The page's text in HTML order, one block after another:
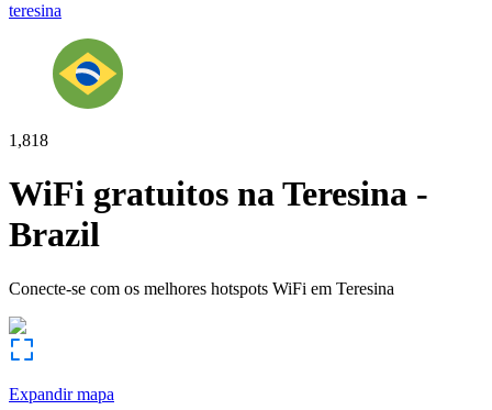
teresina
1,818
WiFi gratuitos naTeresina -
Brazil
Conecte-se com os melhores hotspots WiFi em Teresina
Expandir mapa